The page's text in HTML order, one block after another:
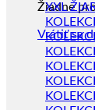
Žiadne
Vrátiť sa
XXL